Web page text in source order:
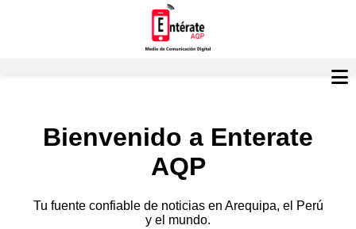
Bienvenido a Enterate
AQP
Tu fuente confiable de noticias en Arequipa, el Perú
y el mundo.